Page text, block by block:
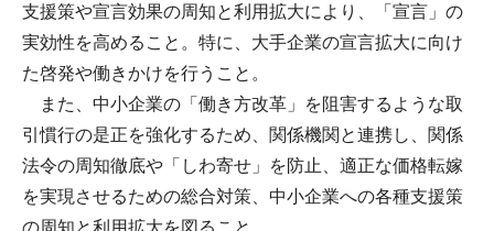
支援策や宣言効果の周知と利用拡大により、「宣言」の
実効性を高めること。特に、大手企業の宣言拡大に向け
た啓発や働きかけを行うこと。
また、中小企業の「働き方改革」を阻害するような取
引慣行の是正を強化するため、関係機関と連携し、関係
法令の周知徹底や「しわ寄せ」を防止、適正な価格転嫁
を実現させるための総合対策、中小企業への各種支援策
の周知と利用拡大を図ること。